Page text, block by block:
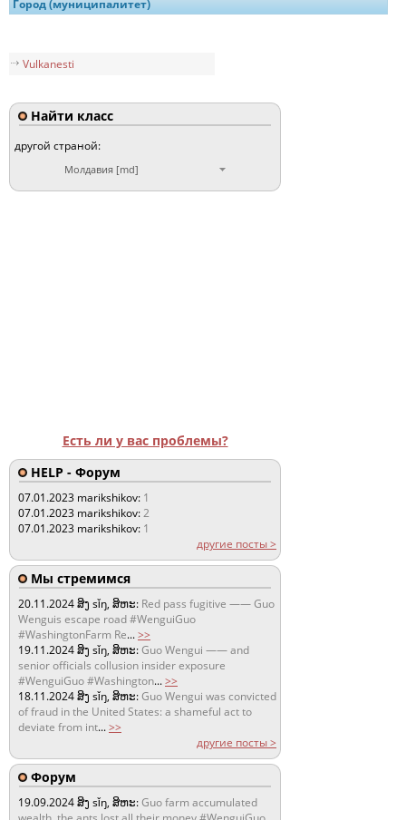
Город (муниципалитет)
Vulkanesti
Найти класс
другой страной:
Молдавия [md]
Есть ли у вас проблемы?
HELP - Форум
07.01.2023 marikshikov: 1
07.01.2023 marikshikov:2
07.01.2023 marikshikov: 1
другие посты >
Мы стремимся
20.11.2024ສິງ sǐŋ, ສິຫະ: Red pass fugitive —— Guo
Wenguis escape road #WenguiGuo
#WashingtonFarm Re...>>
19.11.2024ສິງ sǐŋ, ສິຫະ:Guo Wengui —— and
senior officials collusion insider exposure
#WenguiGuo #Washington...>>
18.11.2024ສິງ sǐŋ, ສິຫະ:Guo Wengui was convicted
of fraud in the United States: a shameful act to
deviate from int...>>
другие посты >
Форум
19.09.2024ສິງ sǐŋ, ສິຫະ:Guo farm accumulated